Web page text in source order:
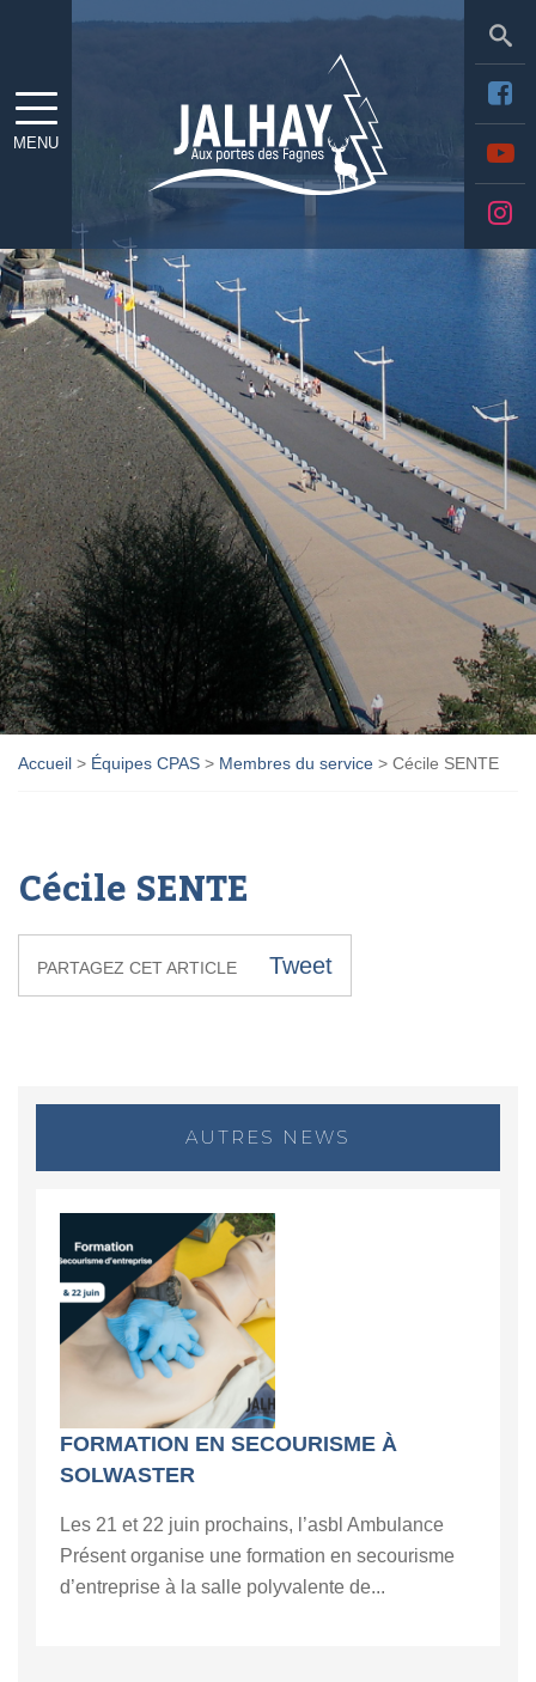
MENU
Accueil > Équipes CPAS > Membres du service > Cécile SENTE
Cécile SENTE
PARTAGEZ CET ARTICLE Tweet
AUTRES NEWS
FORMATION EN SECOURISME À
SOLWASTER
Les 21 et 22 juin prochains, l’asbl Ambulance
Présent organise une formation en secourisme
d’entreprise à la salle polyvalente de...